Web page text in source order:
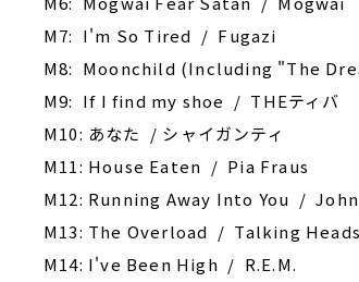
M7: I'm So Tired / Fugazi
M8: Moonchild (Including "The
M9: If I find my shoe / THEティバ
M10: あなた / シャイガンティ
M11: House Eaten / Pia Fraus
M12: Running Away Into You /
M13: The Overload / Talking Heads
M14: I've Been High / R.E.M.